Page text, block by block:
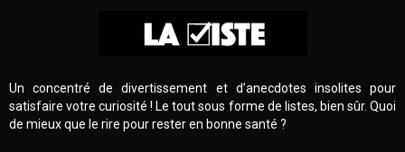
Un concentré de divertissement et d’anecdotes insolites pour
satisfaire votre curiosité ! Le tout sous forme de listes, bien sûr. Quoi
de mieux que le rire pour rester en bonne santé ?